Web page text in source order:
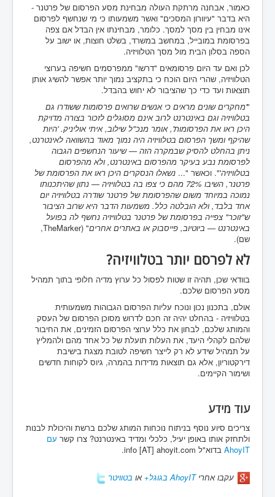
כאמור, אבחנה מרתקת העולה מבחינת מסע הפרסום של פרטנר -
היא בדבר "עיוורון המסכים" ואשר משמעותו כי מי שנחשף לפרסום
אינו מבחין בין מסך למסך. כלומר, מבחינתו אין הבדל אם צפה
בפרסומת במובייל, במחשב במשרד, בשלט חוצות, או ישוב על
הספה בסלון הבית מול מסך הטלוויזיה.
לכן ואם עד היום פרסומאים "דרשו" ממפרסמים חשיפה בערוצי
הטלוויזיה, שהרי היום הוכח כי בתקציב נמוך יותר אפשר להשיג אותן
תוצאות ועד כדי כך שהציבור לא יחוש בהבדל.
"'מחקרים שונים מראים כי אנשים שרואים פרסומות ששודרו גם
בטלוויזיה וגם באינטרנט לרוב אינם מסוגלים לזכור בצורה מדויקת
היכן ראו את הפרסומות', אומר מנכ"ל שילוב, איתי אוליניק. 'היות
שהיקף ומשך הפרסום בטלוויזיה היה נמוך מאוד בהשוואה לאינטרנט,
ניתן בהחלט להסיק שבמקרה הזה — שיעור הנחשפים הגבוה
לפרסומת נבע בעיקר מהפרסום באינטרנט, ולא מהפרסום
בטלוויזיה'". וכאשר "... נשאלו הנסקרים היכן ראו את הפרסומת של
פרטנר, השיבו 72% מהם כי צפו בה בטלוויזיה — נתון שהיתכנותו
נמוכה במיוחד משום שהפרסומת של פרטנר שודרה בטלוויזיה יום
אחד בלבד, ולא הובלטה כלל. משמעות הדבר היא שרוב הציבור
ש"זוכר" צפייה בפרסומת של פרטנר בטלוויזיה נחשף לה בפועל
באינטרנט — ביוטיוב, פייסבוק או באתרים אחרים
" (TheMarker,
שם).
לא לפרסם יותר בטלוויזיה?
בוודאי שכן, תהיה זו שטות לפסול כל ערוץ מדיה חלופי בתוך תמהיל
מסע הפרסום שלכם.
אולם, בתכנון נכון ונוכח עליות הפרסום הגבוהות משמעותית
בטלוויזיה - בהחלט יהיה זה חכם לדרוש מסוכן הפרסום של העסק
והמותג שלכם, לבחון את כלל ערוצי הפרסום הזמינים, את החיבור
שלהם לקהלי היעד, את העלות תועלת של כל אחד מהם ולהמליץ
על תמהיל שידע לא רק לייצר חשיפה לטובת מצגת בישיבת
דירקטוריון, אלא גם תוצאות מדידות בהמרה, גיוס לקוחות חדשים
ושימור הקיימים.
עוד מידע
צריכים סיוע נוסף בניתוח נוכחות המותג שלכם ברשת והיכולת לבנות
ולתחזק אותו באופן יעיל, כלכלי ומדיד באינטרנט? צרו קשר עם
AhoyIT בדוא"ל info [AT] ahoyit.com.
עקבו אחריAhoyIT בגוגל+ או בטוויטר